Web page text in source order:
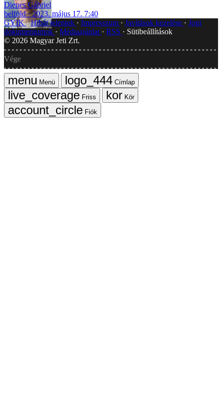
Dienes Gábriel
belföld
2023. május 17. 7:40
GYIK Hibát jelentek Impresszum Javítások kezelése
Jogi
dokumentumok
Médiaajánlat RSS
Sütibeállítások
© 2026 Magyar Jeti Zrt.
Vége
Menü
Címlap
Friss
Kör
Fiók